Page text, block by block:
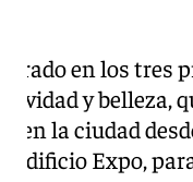
en los tres
y
en la ciudad
edificio Expo,